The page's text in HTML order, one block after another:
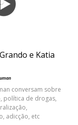
e Katia
conversam sobre
política de drogas,
adicção, etc